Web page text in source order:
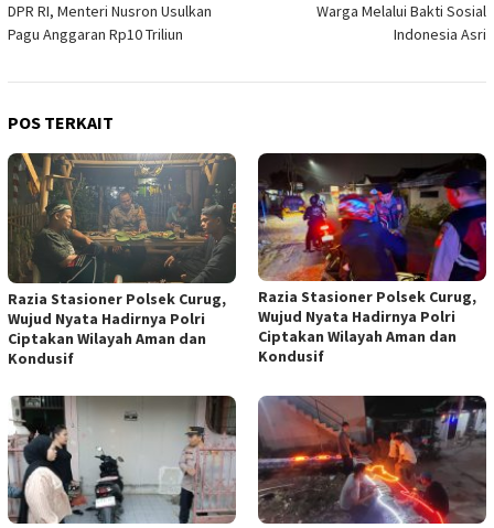
DPR RI, Menteri Nusron Usulkan
Pagu Anggaran Rp10 Triliun
Warga Melalui Bakti Sosial
Indonesia Asri
POS TERKAIT
Razia Stasioner Polsek Curug,
Wujud Nyata Hadirnya Polri
Ciptakan Wilayah Aman dan
Kondusif
Razia Stasioner Polsek Curug,
Wujud Nyata Hadirnya Polri
Ciptakan Wilayah Aman dan
Kondusif